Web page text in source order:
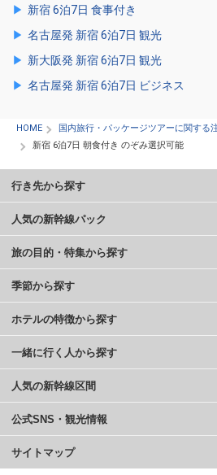
新宿 6泊7日 食事付き
名古屋発 新宿 6泊7日 観光
新大阪発 新宿 6泊7日 観光
名古屋発 新宿 6泊7日 ビジネス
HOME
国内旅行・パッケージツアーに関する
新宿 6泊7日 朝食付き のぞみ選択可能
行き先から探す
人気の新幹線パック
旅の目的・特集から探す
季節から探す
ホテルの特徴から探す
一緒に行く人から探す
人気の新幹線区間
公式SNS・観光情報
サイトマップ